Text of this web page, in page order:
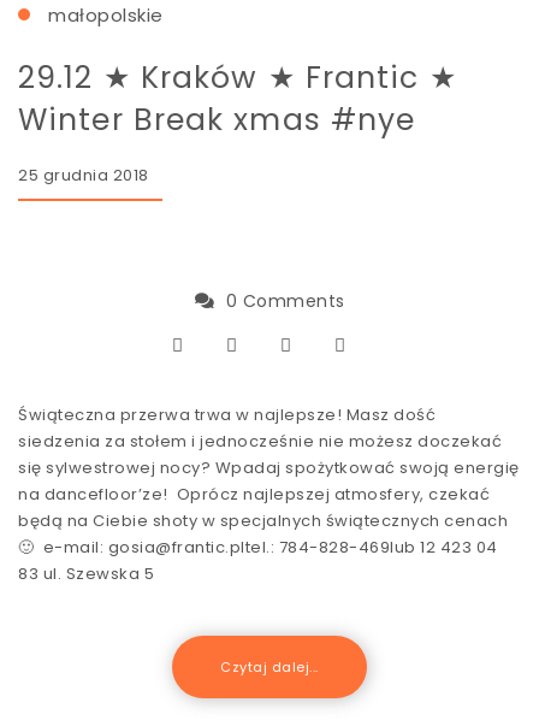
małopolskie
29.12 ★ Kraków ★ Frantic ★
Winter Break xmas #nye
25 grudnia 2018
0 Comments
Świąteczna przerwa trwa w najlepsze! Masz dość
siedzenia za stołem i jednocześnie nie możesz doczekać
się sylwestrowej nocy? Wpadaj spożytkować swoją energię
na dancefloor’ze! Oprócz najlepszej atmosfery, czekać
będą na Ciebie shoty w specjalnych świątecznych cenach
🙂 e-mail: gosia@frantic.pltel.: 784-828-469lub 12 423 04
83 ul. Szewska 5
Czytaj dalej...